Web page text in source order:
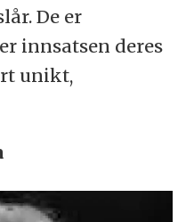
De er
innsatsen deres
unikt,